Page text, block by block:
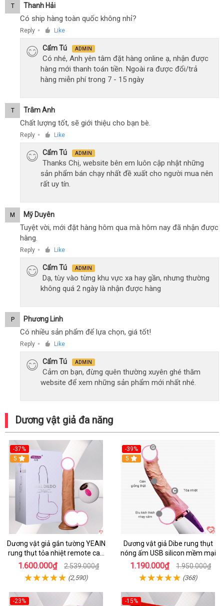
T Thanh Hải
Có ship hàng toàn quốc không nhỉ?
Reply ● Like
Cẩm Tú ADMIN
Có nhé, Anh yên tâm đặt hàng online ạ, nhận được
hàng mới thanh toán tiền. Ngoài ra được đổi/trả
hàng miễn phí trong 7 - 15 ngày
T Trâm Anh
Chất lượng tốt, sẽ giới thiệu cho bạn bè.
Reply ● Like
Cẩm Tú ADMIN
Thanks Chị, website bên em luôn cập nhật những
sản phẩm bán chạy nhất đề xuất cho người mua nên
rất uy tín.
M Mỹ Duyên
Tuyệt vời, mới đặt hàng hôm qua mà hôm nay đã nhận được
hàng.
Reply ● Like
Cẩm Tú ADMIN
Dạ, tùy vào từng khu vực xa hay gần, nhưng thường
không quá 2 ngày là nhận được hàng
P Phương Linh
Có nhiều sản phẩm để lựa chọn, giá tốt!
Reply ● Like
Cẩm Tú ADMIN
Cảm ơn bạn, đừng quên thường xuyên ghé thăm
website để xem những sản phẩm mới nhất nhé.
Dương vật giả đa năng
-37%
5
Dương vật giả gắn tường YEAIN
rung thụt tỏa nhiệt remote cao
cấp
1.600.000₫ 2.539.000₫
(2,590)
-39%
5
Dương vật giả Dibe rung thụt
nóng ấm USB silicon mềm mại
1.190.000₫ 1.950.000₫
(368)
-23%
-15%